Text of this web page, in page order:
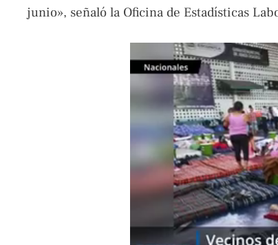
junio», señaló la Oficina de Estadísticas